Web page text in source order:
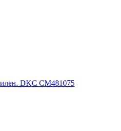
DKC CM481075